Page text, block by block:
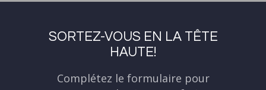
SORTEZ-VOUS EN LA TÊTE
HAUTE!
Complétez le formulaire pour